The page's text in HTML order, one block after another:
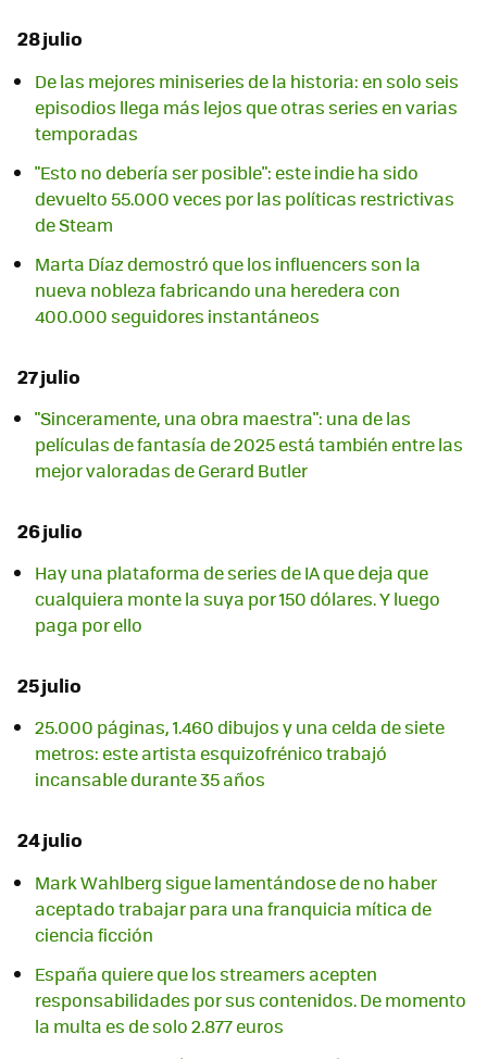
28 julio
De las mejores miniseries de la historia: en solo seis
episodios llega más lejos que otras series en varias
temporadas
"Esto no debería ser posible": este indie ha sido
devuelto 55.000 veces por las políticas restrictivas
de Steam
Marta Díaz demostró que los influencers son la
nueva nobleza fabricando una heredera con
400.000 seguidores instantáneos
27 julio
"Sinceramente, una obra maestra": una de las
películas de fantasía de 2025 está también entre las
mejor valoradas de Gerard Butler
26 julio
Hay una plataforma de series de IA que deja que
cualquiera monte la suya por 150 dólares. Y luego
paga por ello
25 julio
25.000 páginas, 1.460 dibujos y una celda de siete
metros: este artista esquizofrénico trabajó
incansable durante 35 años
24 julio
Mark Wahlberg sigue lamentándose de no haber
aceptado trabajar para una franquicia mítica de
ciencia ficción
España quiere que los streamers acepten
responsabilidades por sus contenidos. De momento
la multa es de solo 2.877 euros